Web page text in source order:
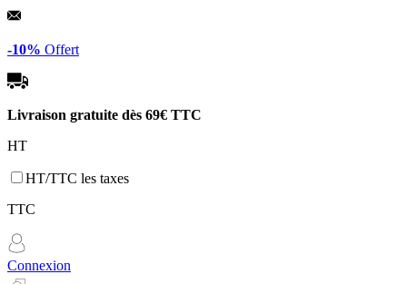
Panneau de gestion des cookies
-10% Offert
Livraison gratuite dès 69€ TTC
HT
HT/TTC les taxes
TTC
Connexion